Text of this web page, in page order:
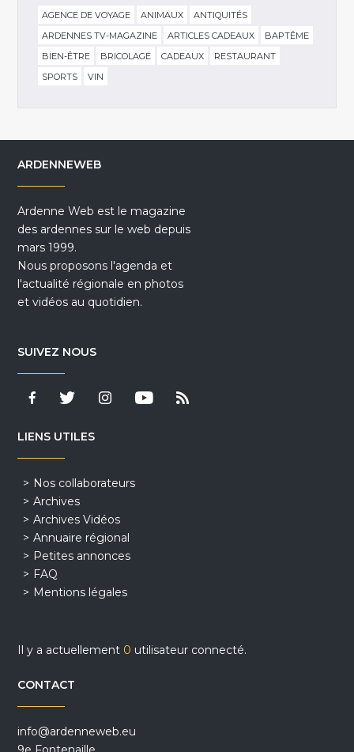
AGENCE DE VOYAGE ANIMAUX
ANTIQUITÉS
ARDENNES TV-MAGAZINE
ARTICLES CADEAUX
BAPTÊME
BIEN-ÊTRE
BRICOLAGE CADEAUX
RESTAURANT
SPORTS
VIN
ARDENNEWEB
Ardenne Web est le magazine
des ardennes sur le web depuis
mars 1999.
Nous proposons l'agenda et
l'actualité régionale en photos
et vidéos au quotidien.
SUIVEZ NOUS
LIENS UTILES
Nos collaborateurs
Archives
Archives Vidéos
Annuaire régional
Petites annonces
FAQ
Mentions légales
Il y a actuellement 0 utilisateur connecté.
CONTACT
info@ardenneweb.eu